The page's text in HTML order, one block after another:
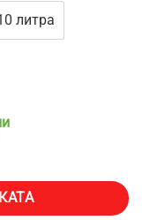
литра
F30, Вместимост